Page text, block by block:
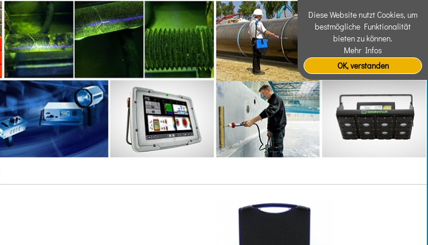
Diese Website nutzt Cookies, um
bestmögliche Funktionalität
bieten zu können.
Mehr Infos
OK, verstanden